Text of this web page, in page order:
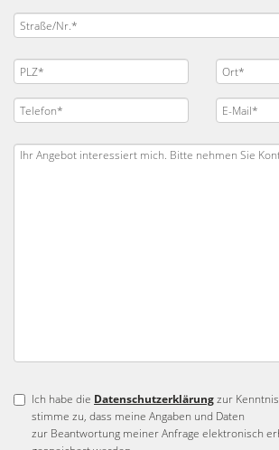
Ich habe die Datenschutzerklärungzur
stimme zu, dass meine Angaben und Daten
zur Beantwortung meiner Anfrage elektronisch